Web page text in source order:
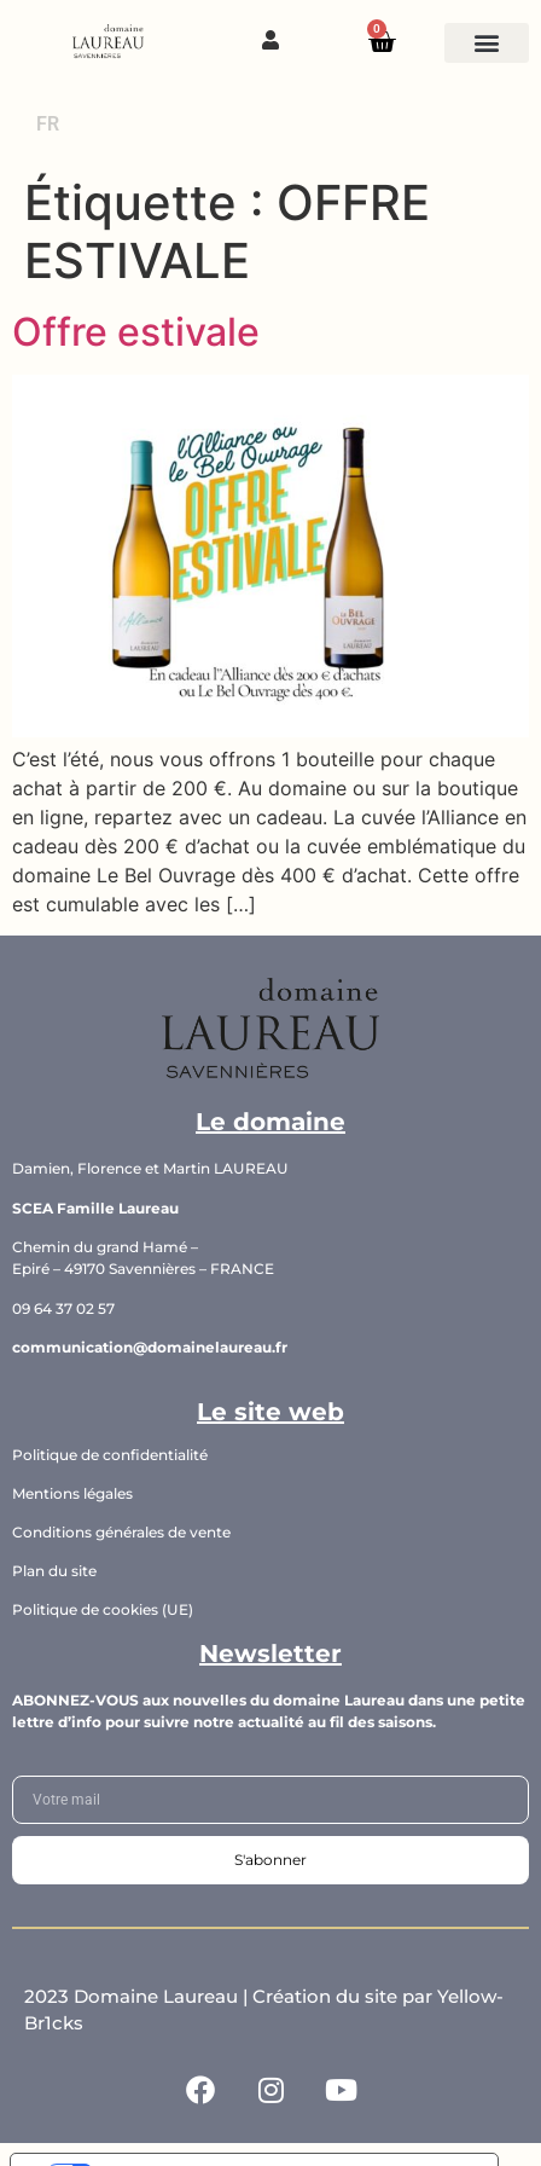
0
FR
Étiquette : OFFRE
ESTIVALE
Offre estivale
C’est l’été, nous vous offrons 1 bouteille pour chaque
achat à partir de 200 €. Au domaine ou sur la boutique
en ligne, repartez avec un cadeau. La cuvée l’Alliance en
cadeau dès 200 € d’achat ou la cuvée emblématique du
domaine Le Bel Ouvrage dès 400 € d’achat. Cette offre
est cumulable avec les […]
Le domaine
Damien, Florence et Martin LAUREAU
SCEA Famille Laureau
Chemin du grand Hamé –
Epiré – 49170 Savennières – FRANCE
09 64 37 02 57
communication@domainelaureau.fr
Le site web
Politique de confidentialité
Mentions légales
Conditions générales de vente
Plan du site
Politique de cookies (UE)
Newsletter
ABONNEZ-VOUS aux nouvelles du domaine Laureau dans une petite
lettre d’info pour suivre notre actualité au fil des saisons.
S'abonner
2023 Domaine Laureau | Création du site par Yellow-
Br1cks